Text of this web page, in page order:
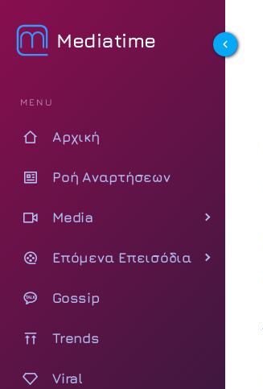
Mediatime
MENU
Αρχική
Ροή Αναρτήσεων
Media
Επόμενα Επεισόδια
Gossip
Trends
Viral